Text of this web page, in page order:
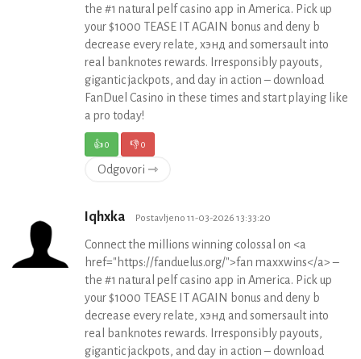
the #1 natural pelf casino app in America. Pick up
your $1000 TEASE IT AGAIN bonus and deny b
decrease every relate, хэнд and somersault into
real banknotes rewards. Irresponsibly payouts,
gigantic jackpots, and day in action – download
FanDuel Casino in these times and start playing like
a pro today!
👍0 👎0
Odgovori ⇾
Iqhxka Postavljeno 11-03-2026 13:33:20
Connect the millions winning colossal on <a
href="https://fanduelus.org/">fan maxxwins</a> –
the #1 natural pelf casino app in America. Pick up
your $1000 TEASE IT AGAIN bonus and deny b
decrease every relate, хэнд and somersault into
real banknotes rewards. Irresponsibly payouts,
gigantic jackpots, and day in action – download